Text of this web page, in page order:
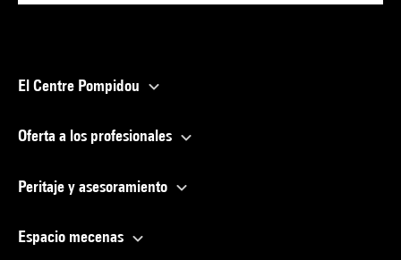
El Centre Pompidou
Oferta a los profesionales
Peritaje y asesoramiento
Espacio mecenas